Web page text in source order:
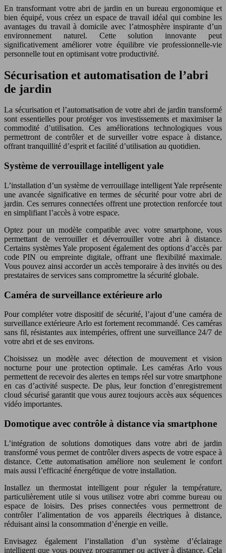
En transformant votre abri de jardin en un bureau ergonomique et
bien équipé, vous créez un espace de travail idéal qui combine les
avantages du travail à domicile avec l’atmosphère inspirante d’un
environnement naturel. Cette solution innovante peut
significativement améliorer votre équilibre vie professionnelle-vie
personnelle tout en optimisant votre productivité.
Sécurisation et automatisation de l’abri
de jardin
La sécurisation et l’automatisation de votre abri de jardin transformé
sont essentielles pour protéger vos investissements et maximiser la
commodité d’utilisation. Ces améliorations technologiques vous
permettront de contrôler et de surveiller votre espace à distance,
offrant tranquillité d’esprit et facilité d’utilisation au quotidien.
Système de verrouillage intelligent yale
L’installation d’un système de verrouillage intelligent Yale représente
une avancée significative en termes de sécurité pour votre abri de
jardin. Ces serrures connectées offrent une protection renforcée tout
en simplifiant l’accès à votre espace.
Optez pour un modèle compatible avec votre smartphone, vous
permettant de verrouiller et déverrouiller votre abri à distance.
Certains systèmes Yale proposent également des options d’accès par
code PIN ou empreinte digitale, offrant une flexibilité maximale.
Vous pouvez ainsi accorder un accès temporaire à des invités ou des
prestataires de services sans compromettre la sécurité globale.
Caméra de surveillance extérieure arlo
Pour compléter votre dispositif de sécurité, l’ajout d’une caméra de
surveillance extérieure Arlo est fortement recommandé. Ces caméras
sans fil, résistantes aux intempéries, offrent une surveillance 24/7 de
votre abri et de ses environs.
Choisissez un modèle avec détection de mouvement et vision
nocturne pour une protection optimale. Les caméras Arlo vous
permettent de recevoir des alertes en temps réel sur votre smartphone
en cas d’activité suspecte. De plus, leur fonction d’enregistrement
cloud sécurisé garantit que vous aurez toujours accès aux séquences
vidéo importantes.
Domotique avec contrôle à distance via smartphone
L’intégration de solutions domotiques dans votre abri de jardin
transformé vous permet de contrôler divers aspects de votre espace à
distance. Cette automatisation améliore non seulement le confort
mais aussi l’efficacité énergétique de votre installation.
Installez un thermostat intelligent pour réguler la température,
particulièrement utile si vous utilisez votre abri comme bureau ou
espace de loisirs. Des prises connectées vous permettront de
contrôler l’alimentation de vos appareils électriques à distance,
réduisant ainsi la consommation d’énergie en veille.
Envisagez également l’installation d’un système d’éclairage
intelligent que vous pouvez programmer ou activer à distance. Cela